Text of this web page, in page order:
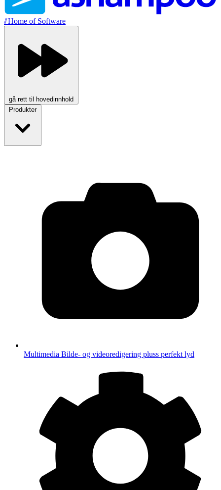
//Home of Software
gå rett til hovedinnhold
Produkter
Multimedia Bilde- og videoredigering pluss perfekt lyd